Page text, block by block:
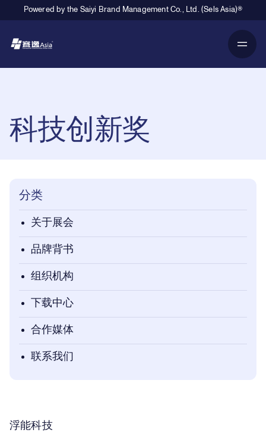
Powered by the Saiyi Brand Management Co., Ltd. (Sels Asia)®
科技创新奖
分类
关于展会
品牌背书
组织机构
下载中心
合作媒体
联系我们
浮能科技